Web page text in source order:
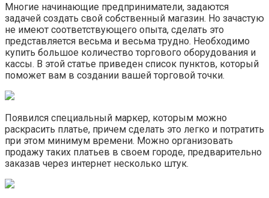
Многие начинающие предприниматели, задаются
задачей создать свой собственный магазин. Но зачастую
не имеют соответствующего опыта, сделать это
представляется весьма и весьма трудно. Необходимо
купить большое количество торгового оборудования и
кассы. В этой статье приведен список пунктов, который
поможет вам в создании вашей торговой точки.
Появился специальный маркер, которым можно
раскрасить платье, причем сделать это легко и потратить
при этом минимум времени. Можно организовать
продажу таких платьев в своем городе, предварительно
заказав через интернет несколько штук.